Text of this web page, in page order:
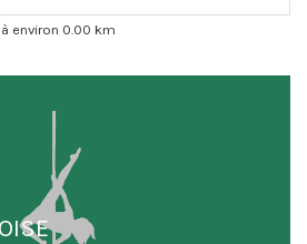
à environ 0.00 km